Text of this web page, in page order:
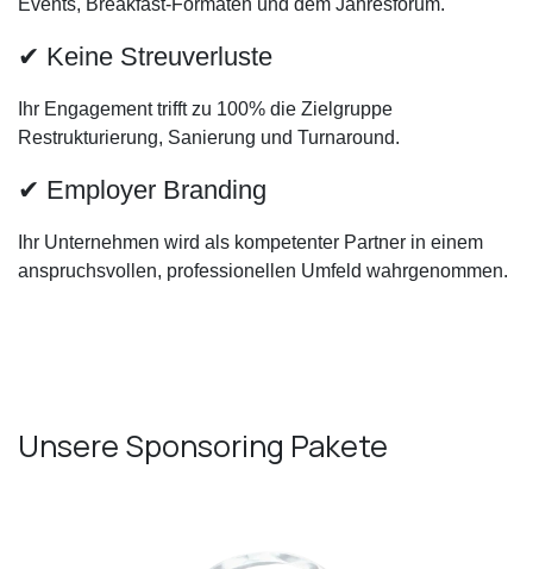
Events, Breakfast-Formaten und dem Jahresforum.
✔ Keine Streuverluste
Ihr Engagement trifft zu 100% die Zielgruppe
Restrukturierung, Sanierung und Turnaround.
✔ Employer Branding
Ihr Unternehmen wird als kompetenter Partner in einem
anspruchsvollen, professionellen Umfeld wahrgenommen.
Unsere Sponsoring Pakete